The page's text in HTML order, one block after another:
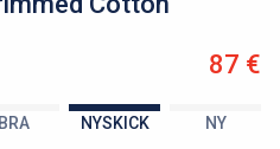
87 €
BRA NYSKICK NY